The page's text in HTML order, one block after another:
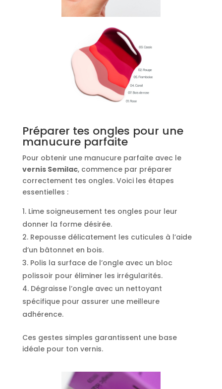
Préparer tes ongles pour une
manucure parfaite
Pour obtenir une manucure parfaite avec le
vernis Semilac, commence par préparer
correctement tes ongles. Voici les étapes
essentielles :
Lime soigneusement tes ongles pour leur
donner la forme désirée.
Repousse délicatement les cuticules à l’aide
d’un bâtonnet en bois.
Polis la surface de l’ongle avec un bloc
polissoir pour éliminer les irrégularités.
Dégraisse l’ongle avec un nettoyant
spécifique pour assurer une meilleure
adhérence.
Ces gestes simples garantissent une base
idéale pour ton vernis.